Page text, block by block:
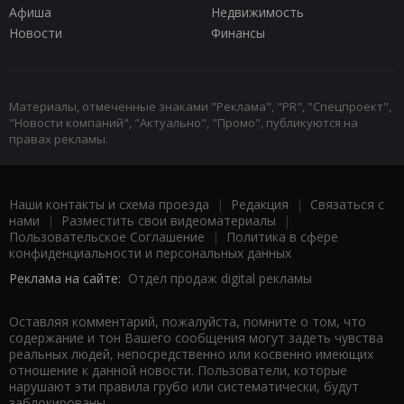
Афиша
Недвижимость
Новости
Финансы
Материалы, отмеченные знаками "Реклама", "PR", "Спецпроект",
"Новости компаний", "Актуально", "Промо", публикуются на
правах рекламы.
Наши контакты и схема проезда | Редакция | Связаться с
нами | Разместить свои видеоматериалы |
Пользовательское Соглашение |
Политика в сфере
конфиденциальности и персональных данных
Реклама на сайте: Отдел продаж digital рекламы
Оставляя комментарий, пожалуйста, помните о том, что
содержание и тон Вашего сообщения могут задеть чувства
реальных людей, непосредственно или косвенно имеющих
отношение к данной новости. Пользователи, которые
нарушают эти правила грубо или систематически, будут